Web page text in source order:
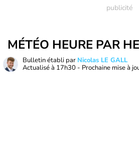
MÉTÉO HEURE PAR
Bulletin établi par Nicolas LE GALL
Actualisé à 17h30 - Prochaine mise à